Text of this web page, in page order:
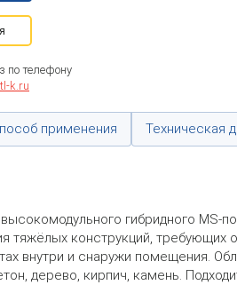
по телефону
k.ru
применения Техническая
гибридного
конструкций, требующих
внутри и снаружи помещения.
дерево, кирпич, камень.